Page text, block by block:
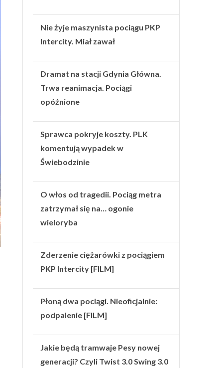
Nie żyje maszynista pociągu PKP
Intercity. Miał zawał
Dramat na stacji Gdynia Główna.
Trwa reanimacja. Pociągi
opóźnione
Sprawca pokryje koszty. PLK
komentują wypadek w
Świebodzinie
O włos od tragedii. Pociąg metra
zatrzymał się na… ogonie
wieloryba
Zderzenie ciężarówki z pociągiem
PKP Intercity [FILM]
Płoną dwa pociągi. Nieoficjalnie:
podpalenie [FILM]
Jakie będą tramwaje Pesy nowej
generacji? Czyli Twist 3.0 Swing 3.0